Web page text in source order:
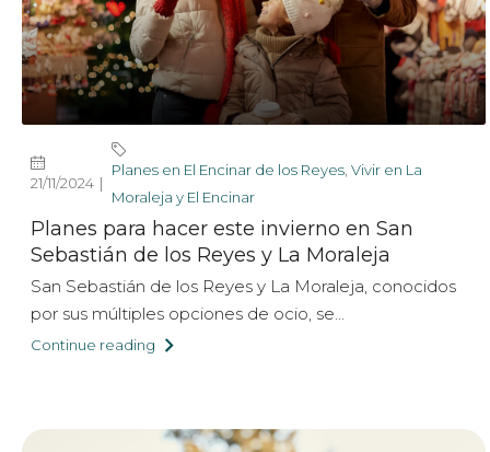
21/11/2024
Planes en El Encinar de los Reyes Vivir en La
Moraleja y El Encinar
Planes para hacer este invierno en San
Sebastián de los Reyes y La Moraleja
San Sebastián de los Reyes y La Moraleja, conocidos
por sus múltiples opciones de ocio, se...
Continue reading